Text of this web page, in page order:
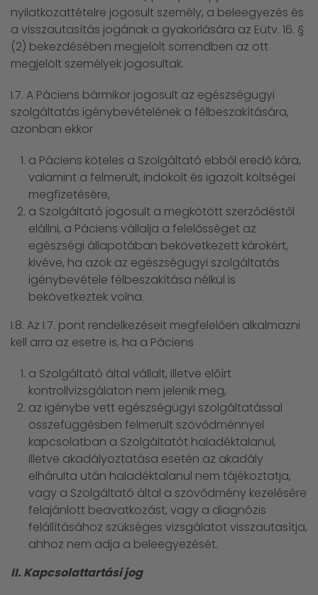
nyilatkozattételre jogosult személy, a beleegyezés és
a visszautasítás jogának a gyakorlására az Eütv. 16. §
(2) bekezdésében megjelölt sorrendben az ott
megjelölt személyek jogosultak.
I.7. A Páciens bármikor jogosult az egészségügyi
szolgáltatás igénybevételének a félbeszakítására,
azonban ekkor
a Páciens köteles a Szolgáltató ebből eredő kára,
valamint a felmerült, indokolt és igazolt költségei
megfizetésére,
a Szolgáltató jogosult a megkötött szerződéstől
elállni, a Páciens vállalja a felelősséget az
egészségi állapotában bekövetkezett károkért,
kivéve, ha azok az egészségügyi szolgáltatás
igénybevétele félbeszakítása nélkül is
bekövetkeztek volna.
I.8. Az I.7. pont rendelkezéseit megfelelően alkalmazni
kell arra az esetre is, ha a Páciens
a Szolgáltató által vállalt, illetve előírt
kontrollvizsgálaton nem jelenik meg,
az igénybe vett egészségügyi szolgáltatással
összefüggésben felmerült szövődménnyel
kapcsolatban a Szolgáltatót haladéktalanul,
illetve akadályoztatása esetén az akadály
elhárulta után haladéktalanul nem tájékoztatja,
vagy a Szolgáltató által a szövődmény kezelésére
felajánlott beavatkozást, vagy a diagnózis
felállításához szükséges vizsgálatot visszautasítja,
ahhoz nem adja a beleegyezését.
II. Kapcsolattartási jog